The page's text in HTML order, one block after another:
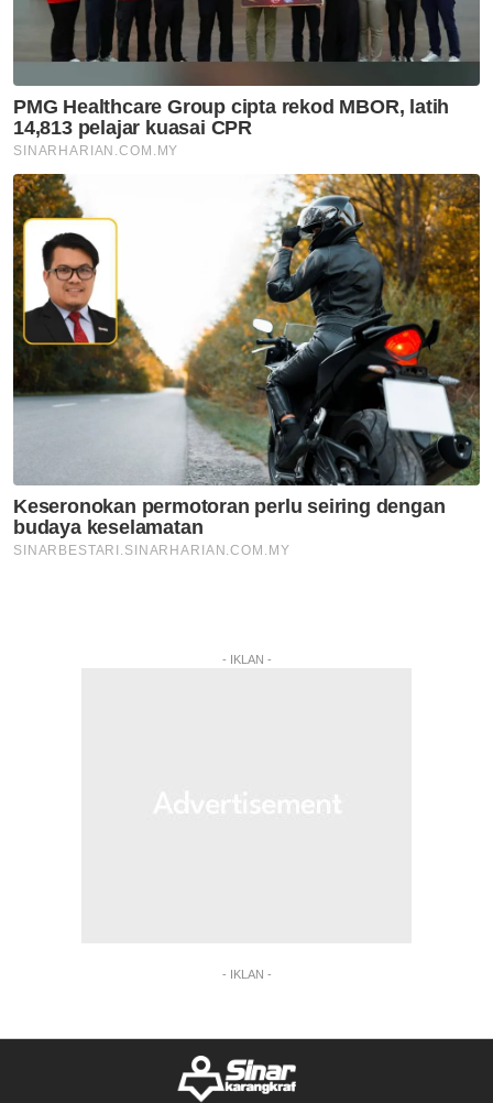
- IKLAN -
- IKLAN -